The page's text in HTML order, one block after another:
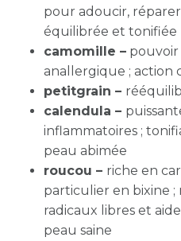
pour adoucir,
équilibrée et tonifiée
camomille –
anallergique ; action
petitgrain –
calendula –
inflammatoires ;
peau abimée
roucou – riche en
particulier en bixine
radicaux libres et
peau saine